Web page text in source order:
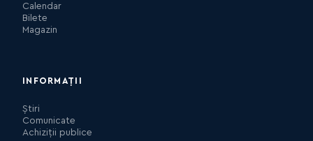
Calendar
Bilete
Magazin
INFORMAȚII
Știri
Comunicate
Achiziții publice